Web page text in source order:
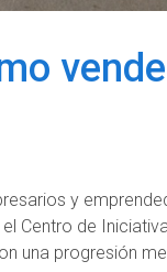
y
Centro de
una progresión